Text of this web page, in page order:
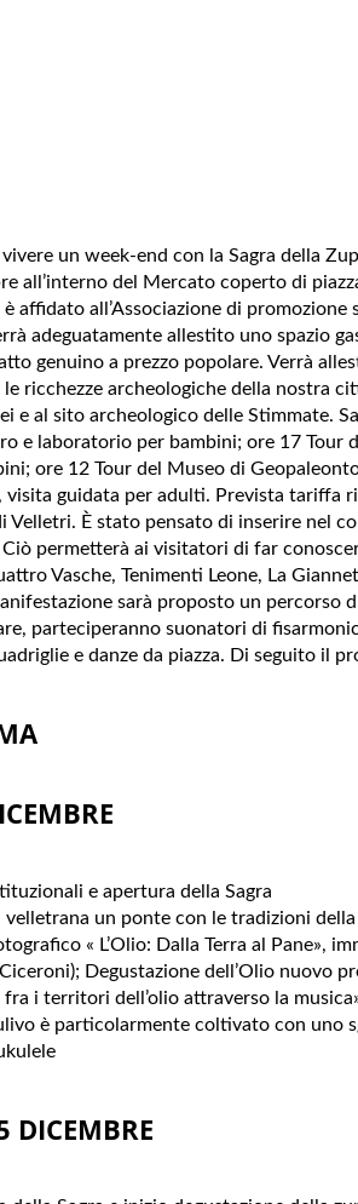
un week-end con la Sagra della
all’interno del Mercato coperto di
affidato all’Associazione di
adeguatamente allestito uno
genuino a prezzo popolare. Verrà
ricchezze archeologiche della nostra
e al sito archeologico delle Stimmate.
e laboratorio per bambini; ore 17 Tour
ore 12 Tour del Museo di
guidata per adulti. Prevista tariffa
Velletri. È stato pensato di inserire nel
permetterà ai visitatori di far
Vasche, Tenimenti Leone, La
sarà proposto un percorso
parteciperanno suonatori di
e danze da piazza. Di seguito il
e apertura della Sagra
velletrana un ponte con le tradizioni
« L’Olio: Dalla Terra al Pane»,
Degustazione dell’Olio nuovo
i territori dell’olio attraverso la
è particolarmente coltivato con uno
DICEMBRE